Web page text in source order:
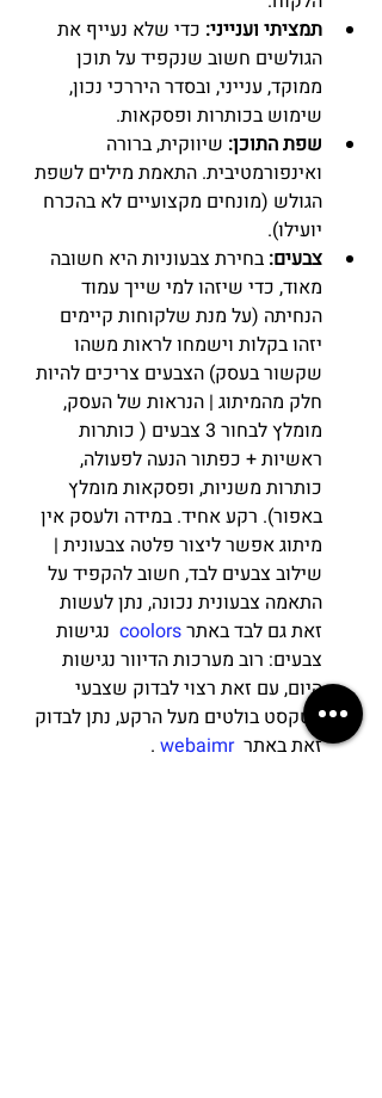
תמציתי וענייני: כדי שלא נעייף את
הגולשים חשוב שנקפיד על תוכן
ממוקד, ענייני, ובסדר היררכי נכון,
שימוש בכותרות ופסקאות.
שפת התוכן: שיווקית, ברורה
ואינפורמטיבית. התאמת מילים לשפת
הגולש (מונחים מקצועיים לא בהכרח
יועילו).
צבעים: בחירת צבעוניות היא חשובה
מאוד, כדי שיזהו למי שייך עמוד
הנחיתה (על מנת שלקוחות קיימים
יזהו בקלות וישמחו לראות משהו
שקשור בעסק) הצבעים צריכים להיות
חלק מהמיתוג | הנראות של העסק,
מומלץ לבחור 3 צבעים ( כותרות
ראשיות + כפתור הנעה לפעולה,
כותרות משניות, ופסקאות מומלץ
באפור). רקע אחיד. במידה ולעסק אין
מיתוג אפשר ליצור פלטה צבעונית |
שילוב צבעים לבד, חשוב להקפיד על
התאמה צבעונית נכונה, נתן לעשות
זאת גם לבד באתר coolors
  נגישות
צבעים: רוב מערכות הדיוור נגישות
היום, עם זאת רצוי לבדוק שצבעי
הטקסט בולטים מעל הרקע, נתן לבדוק
זאת באתר webaimr
.